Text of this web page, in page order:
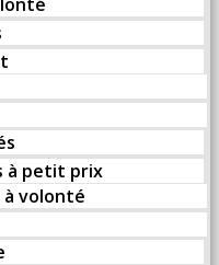
à petit prix
volonté